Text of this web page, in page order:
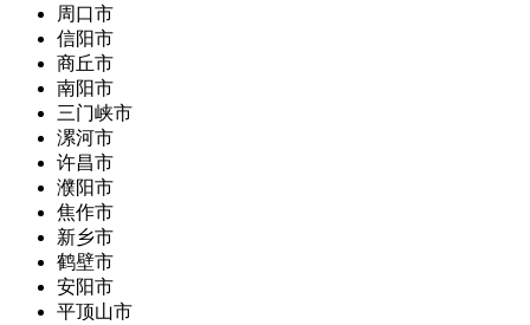
周口市
信阳市
商丘市
南阳市
三门峡市
漯河市
许昌市
濮阳市
焦作市
新乡市
鹤壁市
安阳市
平顶山市